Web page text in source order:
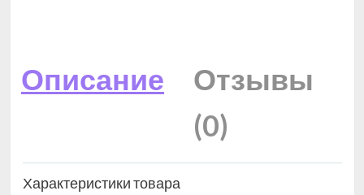
Описание
Отзывы
(0)
Характеристики товара